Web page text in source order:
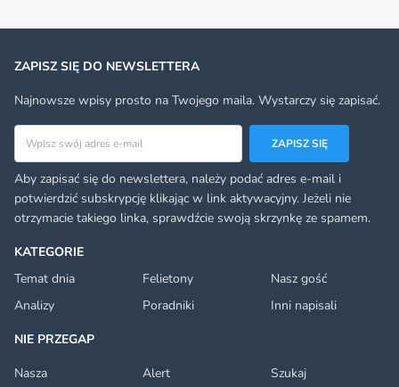
KATEGORIE
Temat dnia
Felietony
Nasz gość
Analizy
Poradniki
Inni napisali
NIE PRZEGAP
Nasza
Alert Szukaj
ZAPISZ SIĘ DO NEWSLETTERA
Najnowsze wpisy prosto na Twojego maila. Wystarczy się zapisać.
ZAPISZ SIĘ
Aby zapisać się do newslettera, należy podać adres e-mail i
potwierdzić subskrypcję klikając w link aktywacyjny. Jeżeli nie
otrzymacie takiego linka, sprawdźcie swoją skrzynkę ze spamem.